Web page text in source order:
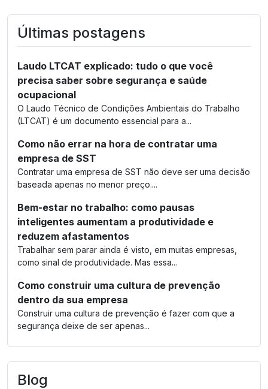
Últimas postagens
Laudo LTCAT explicado: tudo o que você
precisa saber sobre segurança e saúde
ocupacional
O Laudo Técnico de Condições Ambientais do Trabalho
(LTCAT) é um documento essencial para a...
Como não errar na hora de contratar uma
empresa de SST
Contratar uma empresa de SST não deve ser uma decisão
baseada apenas no menor preço....
Bem-estar no trabalho: como pausas
inteligentes aumentam a produtividade e
reduzem afastamentos
Trabalhar sem parar ainda é visto, em muitas empresas,
como sinal de produtividade. Mas essa...
Como construir uma cultura de prevenção
dentro da sua empresa
Construir uma cultura de prevenção é fazer com que a
segurança deixe de ser apenas...
Blog